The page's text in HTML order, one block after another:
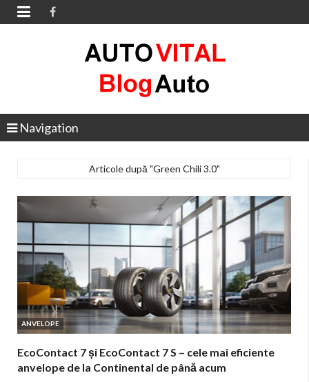

Navigation
Articole după "Green Chili 3.0"
ANVELOPE
EcoContact 7 și EcoContact 7 S – cele mai eficiente
anvelope de la Continental de până acum